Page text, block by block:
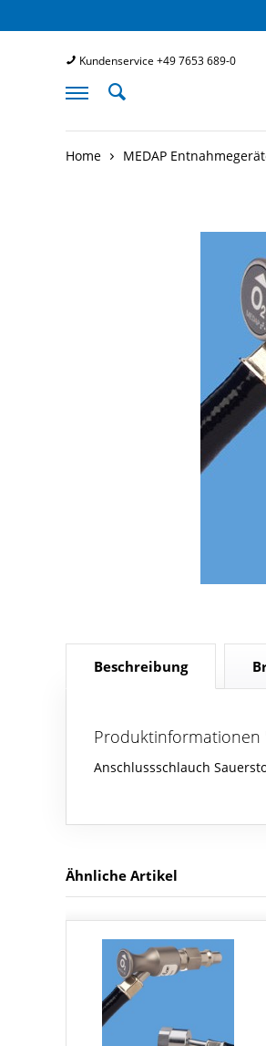
Kundenservice +49 7653 689-0
Home MEDAP
Beschreibung
Produktinformationen
Anschlussschlauch
Ähnliche Artikel